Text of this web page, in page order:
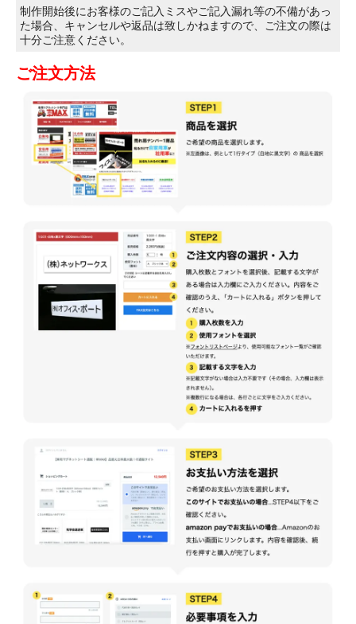
制作開始後にお客様のご記入ミスやご記入漏れ等の不備があっ
た場合、キャンセルや返品は致しかねますので、ご注文の際は
十分ご注意ください。
ご注文方法